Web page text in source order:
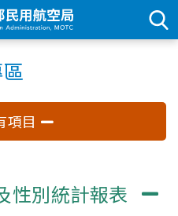
項目
性別統計報表